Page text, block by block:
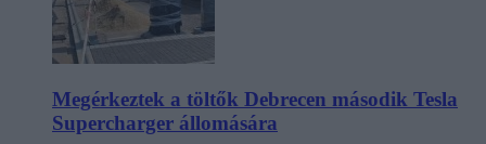
Megérkeztek a töltők Debrecen második Tesla
Supercharger állomására